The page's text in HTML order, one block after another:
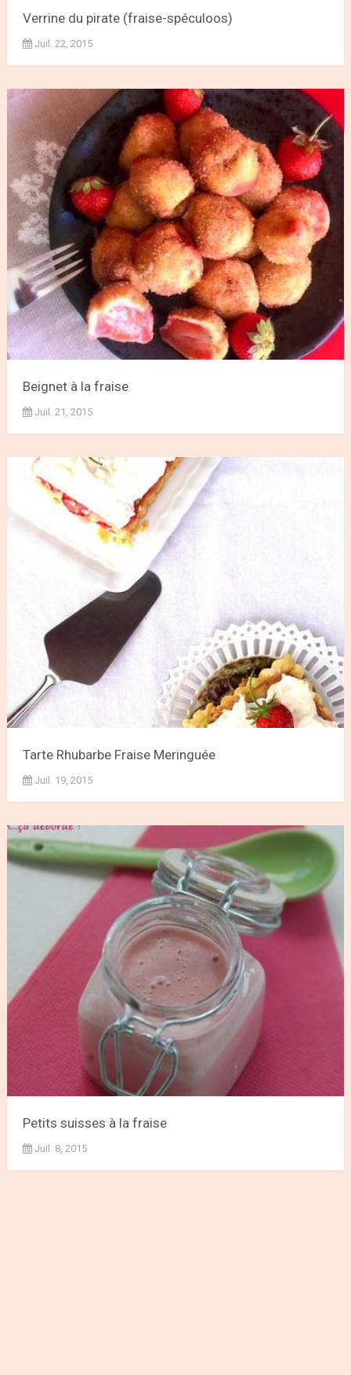
Verrine du pirate (fraise-spéculoos)
Juil. 22, 2015
Beignet à la fraise
Juil. 21, 2015
Tarte Rhubarbe Fraise Meringuée
Juil. 19, 2015
Petits suisses à la fraise
Juil. 8, 2015